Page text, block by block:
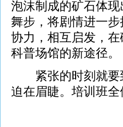
泡沫制成的矿石体
舞步，将剧情进一
协力，相互启发，
科普场馆的新途径。
紧张的时刻就要
迫在眉睫。培训班